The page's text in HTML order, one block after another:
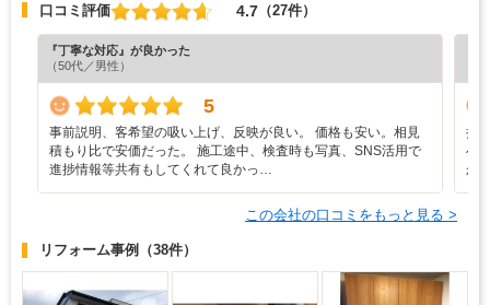
口コミ評価 4.7 （27件）
『丁寧な対応』が良かった
（50代／男性）
5
事前説明、客希望の吸い上げ、反映が良い。 価格も安い。相見
積もり比で安価だった。 施工途中、検査時も写真、SNS活用で
進捗情報等共有もしてくれて良かっ…
担
へ
か
この会社の口コミをもっと見る >
リフォーム事例 （38件）